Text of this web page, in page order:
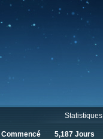
Statistiques
Commencé
5,187 Jours